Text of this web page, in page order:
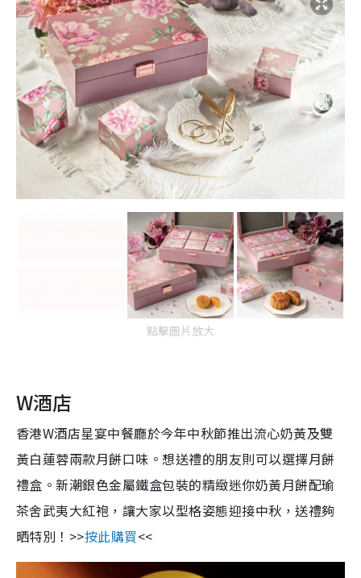
點擊圖片放大
W酒店
香港W酒店星宴中餐廳於今年中秋節推出流心奶黃及雙
黃白蓮蓉兩款月餅口味。想送禮的朋友則可以選擇月餅
禮盒。新潮銀色金屬鐵盒包裝的精緻迷你奶黃月餅配瑜
茶舍武夷大紅袍，讓大家以型格姿態迎接中秋，送禮夠
晒特別！>>按此購買<<